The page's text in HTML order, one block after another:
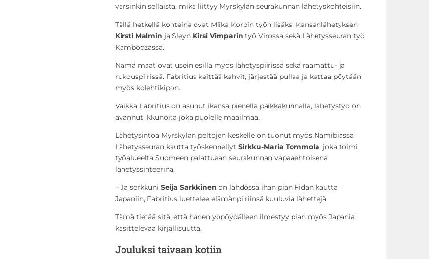
varsinkin sellaista, mikä liittyy Myrskylän seurakunnan lähetyskohteisiin.
Tällä hetkellä kohteina ovat Miika Korpin työn lisäksi Kansanlähetyksen
Kirsti Malmin ja Sleyn Kirsi Vimparin työ Virossa sekä Lähetysseuran työ
Kambodzassa.
Nämä maat ovat usein esillä myös lähetyspiirissä sekä raamattu- ja
rukouspiirissä. Fabritius keittää kahvit, järjestää pullaa ja kattaa pöytään
myös kolehtikipon.
Vaikka Fabritius on asunut ikänsä pienellä paikkakunnalla, lähetystyö on
avannut ikkunoita joka puolelle maailmaa.
Lähetysintoa Myrskylän peltojen keskelle on tuonut myös Namibiassa
Lähetysseuran kautta työskennellyt Sirkku-Maria Tommola, joka toimi
työalueelta Suomeen palattuaan seurakunnan vapaaehtoisena
lähetyssihteerinä.
– Ja serkkuni Seija Sarkkinen on lähdössä ihan pian Fidan kautta
Japaniin, Fabritius luettelee elämänpiiriinsä kuuluvia lähettejä.
Tämä tietää sitä, että hänen yöpöydälleen ilmestyy pian myös Japania
käsittelevää kirjallisuutta.
Jouluksi taivaan kotiin